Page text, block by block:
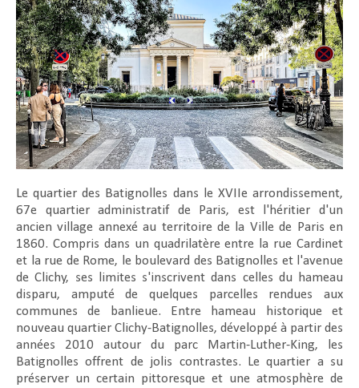
Le quartier des Batignolles dans le XVIIe arrondissement,
67e quartier administratif de Paris, est l'héritier d'un
ancien village annexé au territoire de la Ville de Paris en
1860. Compris dans un quadrilatère entre la rue Cardinet
et la rue de Rome, le boulevard des Batignolles et l'avenue
de Clichy, ses limites s'inscrivent dans celles du hameau
disparu, amputé de quelques parcelles rendues aux
communes de banlieue. Entre hameau historique et
nouveau quartier Clichy-Batignolles, développé à partir des
années 2010 autour du parc Martin-Luther-King, les
Batignolles offrent de jolis contrastes. Le quartier a su
préserver un certain pittoresque et une atmosphère de